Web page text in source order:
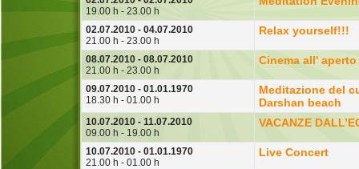
19.00 h - 23.00 h
02.07.2010 - 04.07.2010
21.00 h - 23.00 h
Relax yourself!!!
08.07.2010 - 08.07.2010
21.00 h - 23.00 h
Cinema all'
09.07.2010 - 01.01.1970
18.30 h - 01.00 h
Meditazione del
Darshan beach
10.07.2010 - 11.07.2010
09.00 h - 19.00 h
VACANZE
10.07.2010 - 01.01.1970
21.00 h - 01.00 h
Live Concert